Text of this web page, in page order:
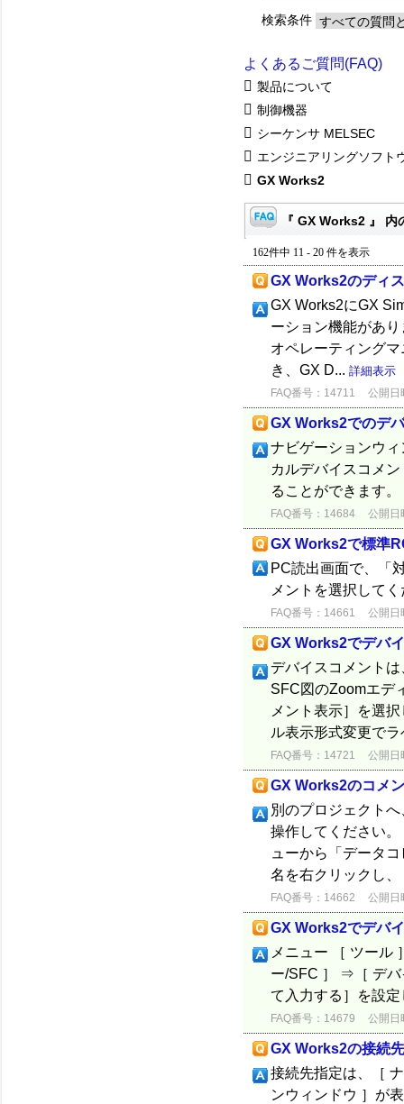
検索条件
よくあるご質問(FAQ)
製品について
制御機器
シーケンサ MELSEC
エンジニアリングソフト
GX Works2
『 GX Works2 』 内
162件中 11 - 20 件を表示
GX Works2のディ
GX Works2にGX
ーション機能があ
オペレーティング
き、GX D... 詳細表示
FAQ番号：14711 公開日
GX Works2でのデ
ナビゲーションウ
カルデバイスコメ
ることができます。
FAQ番号：14684 公開日
GX Works2で標準
PC読出画面で、「
メントを選択して
FAQ番号：14661 公開日
GX Works2でデバ
デバイスコメント
SFC図のZoomエ
メント表示］を選
ル表示形式変更で
FAQ番号：14721 公開日
GX Works2のコメ
別のプロジェクト
操作してください
ューから「データ
名を右クリックし
FAQ番号：14662 公開日
GX Works2でデバ
メニュー ［ ツー
ー/SFC ］ ⇒［ デバ
て入力する］を設
FAQ番号：14679 公開日
GX Works2の接続
接続先指定は、［
ンウィンドウ ］が